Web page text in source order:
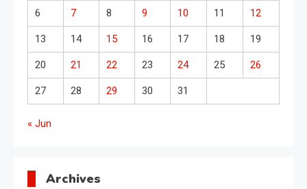
6 7 8 9 10 11 12
13 14 15 16 17 18 19
20 21 22 23 24 25 26
27 28 29 30 31
« Jun
Archives